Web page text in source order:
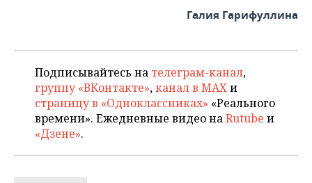
Галия Гарифуллина
Подписывайтесь на телеграм-канал,
группу «ВКонтакте»,канал в MAXи
страницу в «Одноклассниках» «Реального
времени». Ежедневные видео наRutube и
«Дзене».